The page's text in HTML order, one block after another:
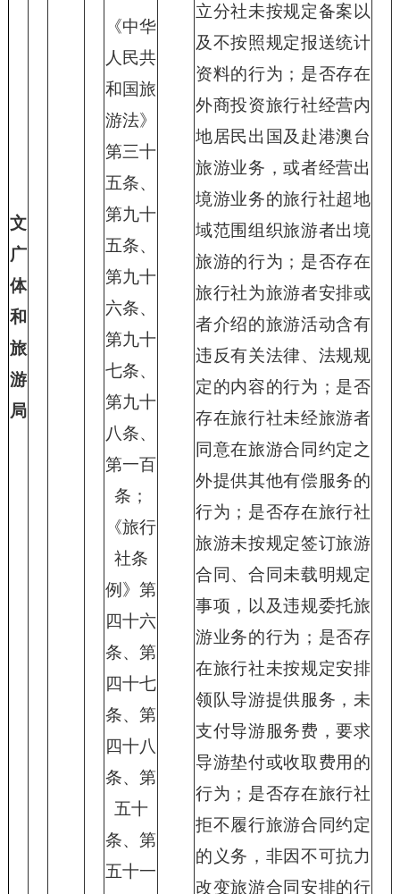
文
广
体
和
旅
游
局
《中华
人民共
和国旅
游法》
第三十
五条、
第九十
五条、
第九十
六条、
第九十
七条、
第九十
八条、
第一百
条；
《旅行
社条
例》第
四十六
条、第
四十七
条、第
四十八
条、第
五十
条、第
五十一
立分社未按规定备案以
及不按照规定报送统计
资料的行为；是否存在
外商投资旅行社经营内
地居民出国及赴港澳台
旅游业务，或者经营出
境游业务的旅行社超地
域范围组织旅游者出境
旅游的行为；是否存在
旅行社为旅游者安排或
者介绍的旅游活动含有
违反有关法律、法规规
定的内容的行为；是否
存在旅行社未经旅游者
同意在旅游合同约定之
外提供其他有偿服务的
行为；是否存在旅行社
旅游未按规定签订旅游
合同、合同未载明规定
事项，以及违规委托旅
游业务的行为；是否存
在旅行社未按规定安排
领队导游提供服务，未
支付导游服务费，要求
导游垫付或收取费用的
行为；是否存在旅行社
拒不履行旅游合同约定
的义务，非因不可抗力
改变旅游合同安排的行